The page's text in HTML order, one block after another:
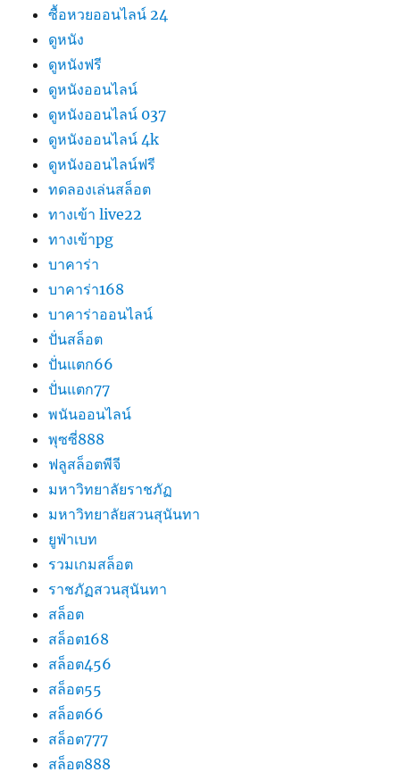
ซื้อหวยออนไลน์ 24
ดูหนัง
ดูหนังฟรี
ดูหนังออนไลน์
ดูหนังออนไลน์ 037
ดูหนังออนไลน์ 4k
ดูหนังออนไลน์ฟรี
ทดลองเล่นสล็อต
ทางเข้า live22
ทางเข้าpg
บาคาร่า
บาคาร่า168
บาคาร่าออนไลน์
ปั่นสล็อต
ปั่นแตก66
ปั่นแตก77
พนันออนไลน์
พุซซี่888
ฟลูสล็อตพีจี
มหาวิทยาลัยราชภัฏ
มหาวิทยาลัยสวนสุนันทา
ยูฟ่าเบท
รวมเกมสล็อต
ราชภัฏสวนสุนันทา
สล็อต
สล็อต168
สล็อต456
สล็อต55
สล็อต66
สล็อต777
สล็อต888